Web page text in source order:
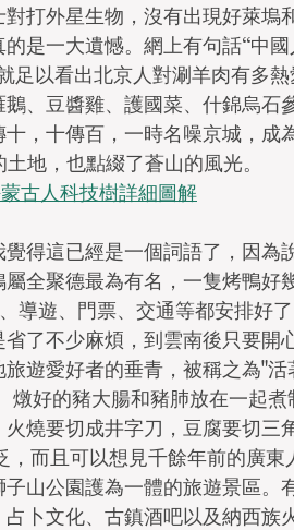
打外星生物，沒有出現好萊塢
是一大遺憾。網上有句話“中
足以看出北京人對涮羊肉有多
、豆醬雞、護國菜、什錦烏石
，十傳百，一時名噪京城，成
地，也點綴了蒼山的風光。
人科技樹詳細圖解
得這已經是一個詞語了，因為
全聚德最為有名，一隻烤鴨好
導遊、門票、交通等都安排好
了不少麻煩，到雲南後只要開
遊愛好者的垂青，被稱之為"活
好的豬大腸和豬肺放在一起煮
燒要切成井字刀，豆腐要切三
，而且可以想見千餘年前的廣東
山公園護為一體的旅遊景區。
卜文化、古鎮酒吧以及納西族